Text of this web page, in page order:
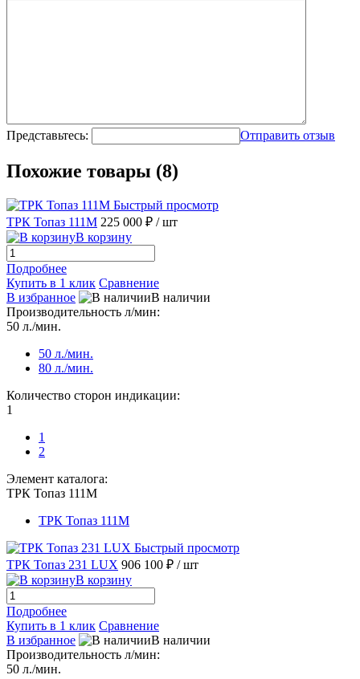
Представьтесь: Отправить отзыв
Похожие товары (8)
Быстрый просмотр
ТРК Топаз 111М 225 000 ₽ / шт
В корзину
Подробнее
Купить в 1 клик Сравнение
В избранное
В наличии
Производительность л/мин:
50 л./мин.
50 л./мин.
80 л./мин.
Количество сторон индикации:
1
1
2
Элемент каталога:
ТРК Топаз 111М
ТРК Топаз 111М
Быстрый просмотр
ТРК Топаз 231 LUX 906 100 ₽ / шт
В корзину
Подробнее
Купить в 1 клик Сравнение
В избранное
В наличии
Производительность л/мин:
50 л./мин.